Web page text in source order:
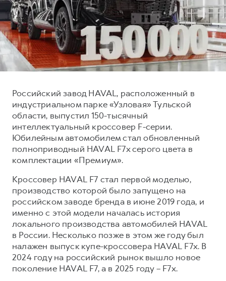
DARGO
от 3 199 000 ₽
DARGO X
от 3 499 000 ₽
от 2 899 000 ₽ от 3 599 000 ₽
POER
от 3 449 000 ₽
Тест-драйв
Трейд-ин
КРЕДИТ И СТРАХОВАНИЕ
Страхование
Кредит
КОРПОРАТИВНЫМ КЛИЕНТАМ
Для малого бизнеса
Корпоративным клиентам
Крупным корпоративным клиентам
Система управления автопарком
Сервис для корпоративных клиентов
HAVAL Лизинг
СЕРВИСНОЕ ОБСЛУЖИВАНИЕ
Нулевое ТО
Программа «Помощь на дороге»
Регламенты технического обслуживания
ПОДДЕРЖКА
GWM Безопасность
Гарантия HAVAL
Мобильное приложение GWM
Программа «HAVAL Защита+»
Руководства по эксплуатации
Подписки
Автомобильные аксессуары
О дилере
Наша команда
Контакты
Российский завод HAVAL, расположенный в
индустриальном парке «Узловая» Тульской
области, выпустил 150-тысячный
интеллектуальный кроссовер F-серии.
Юбилейным автомобилем стал обновленный
полноприводный HAVAL F7x серого цвета в
комплектации «Премиум».
Кроссовер HAVAL F7 стал первой моделью,
производство которой было запущено на
российском заводе бренда в июне 2019 года, и
именно с этой модели началась история
локального производства автомобилей HAVAL
в России. Несколько позже в этом же году был
налажен выпуск купе-кроссовера HAVAL F7x. В
2024 году на российский рынок вышло новое
поколение HAVAL F7, а в 2025 году – F7x.